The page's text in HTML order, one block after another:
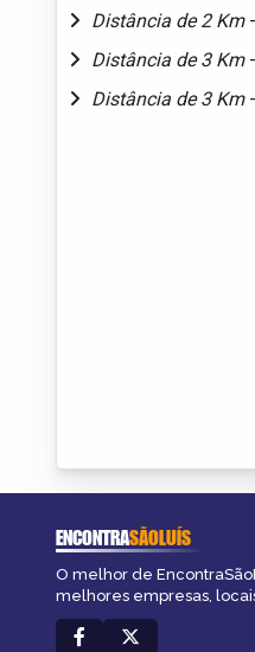
Distância de 2 Km -
Distância de 3 Km -
Distância de 3 Km -
ENCONTRASÃOLUÍS
O melhor de
melhores empresas,